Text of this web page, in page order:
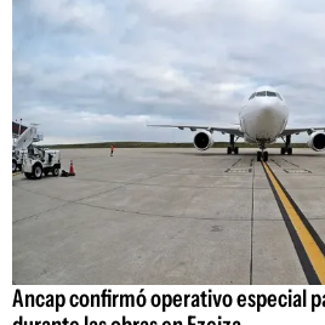
Ancap confirmó operativo especial